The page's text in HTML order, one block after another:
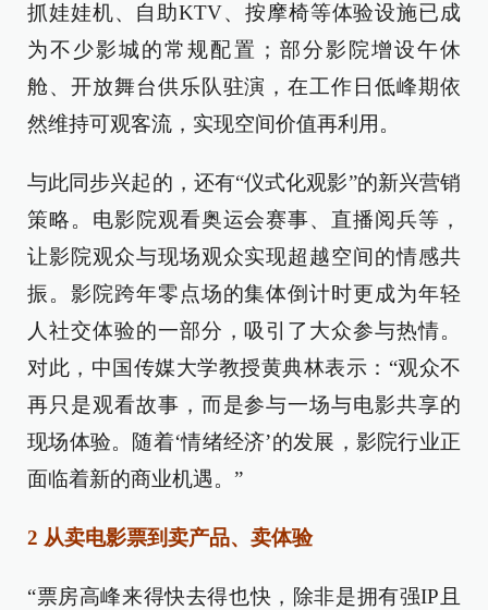
抓娃娃机、自助KTV、按摩椅等体验设施已成
为不少影城的常规配置；部分影院增设午休
舱、开放舞台供乐队驻演，在工作日低峰期依
然维持可观客流，实现空间价值再利用。
与此同步兴起的，还有“仪式化观影”的新兴营销
策略。电影院观看奥运会赛事、直播阅兵等，
让影院观众与现场观众实现超越空间的情感共
振。影院跨年零点场的集体倒计时更成为年轻
人社交体验的一部分，吸引了大众参与热情。
对此，中国传媒大学教授黄典林表示：“观众不
再只是观看故事，而是参与一场与电影共享的
现场体验。随着‘情绪经济’的发展，影院行业正
面临着新的商业机遇。”
2 从卖电影票到卖产品、卖体验
“票房高峰来得快去得也快，除非是拥有强IP且